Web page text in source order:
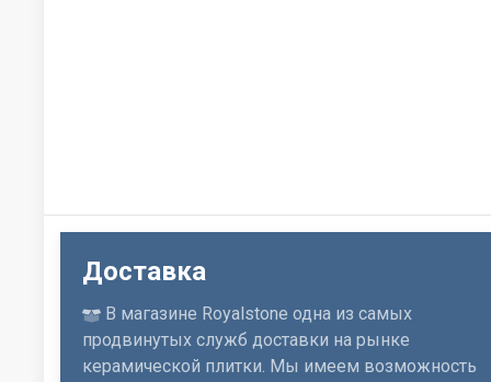
Доставка
В магазине Royalstone одна из самых
продвинутых служб доставки на рынке
керамической плитки. Мы имеем возможность